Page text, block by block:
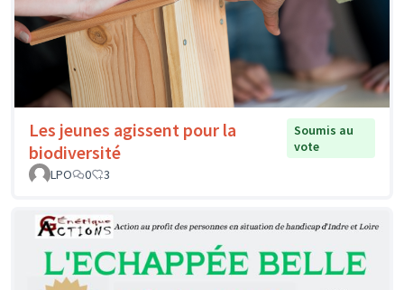
Les jeunes agissent pour la
biodiversité
Soumis au
vote
LPO
0 3